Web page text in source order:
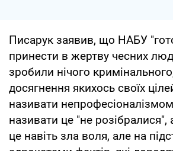
Писарук заявив, що НАБУ
принести в жертву чесних
зробили нічого
досягнення якихось своїх
називати
називати це "не
це навіть зла воля, але на